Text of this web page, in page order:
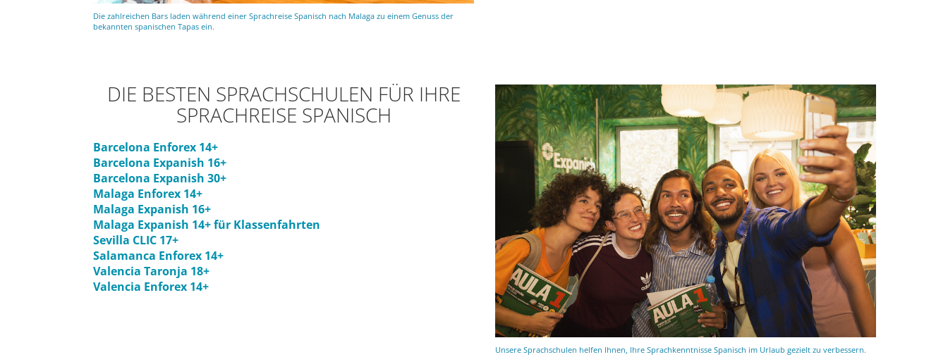
Die zahlreichen Bars laden während einer Sprachreise Spanisch nach Malaga zu einem Genuss der
bekannten spanischen Tapas ein.
DIE BESTEN SPRACHSCHULEN FÜR IHRE
SPRACHREISE SPANISCH
Barcelona Enforex 14+
Barcelona Expanish 16+
Barcelona Expanish 30+
Malaga Enforex 14+
Malaga Expanish 16+
Malaga Expanish 14+ für Klassenfahrten
Sevilla CLIC 17+
Salamanca Enforex 14+
Valencia Taronja 18+
Valencia Enforex 14+
Unsere Sprachschulen helfen Ihnen, Ihre Sprachkenntnisse Spanisch im Urlaub gezielt zu verbessern.